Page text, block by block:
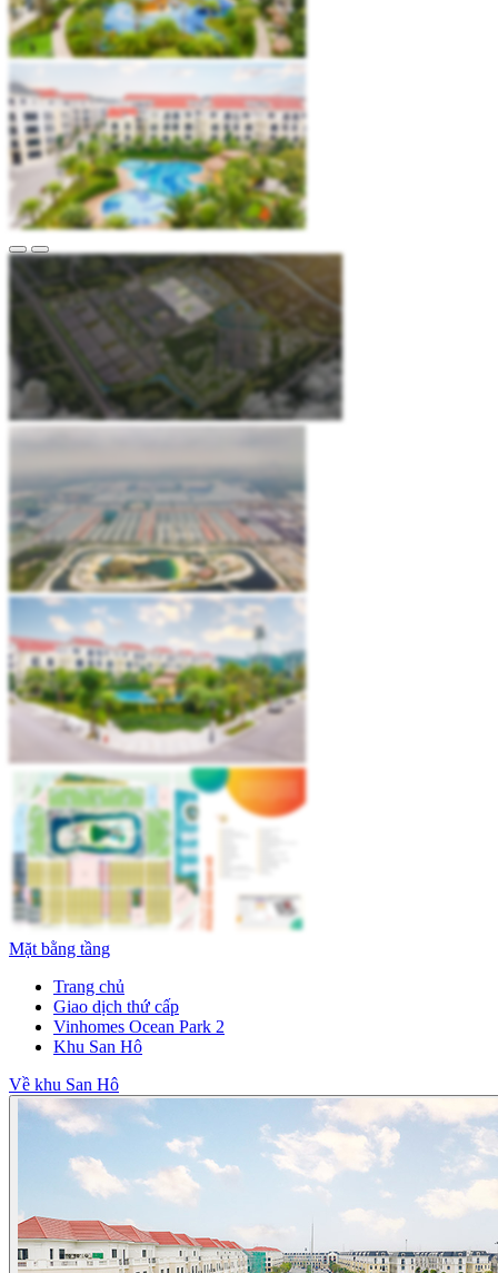
Mặt bằng tầng
Trang chủ
Giao dịch thứ cấp
Vinhomes Ocean Park 2
Khu San Hô
Về khu San Hô